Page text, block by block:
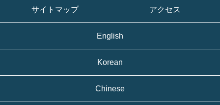
サイトマップ アクセス
English
Korean
Chinese